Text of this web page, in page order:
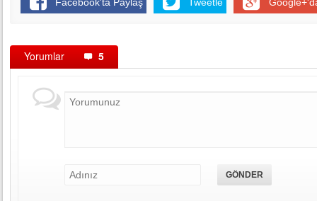
Yorumlar 5